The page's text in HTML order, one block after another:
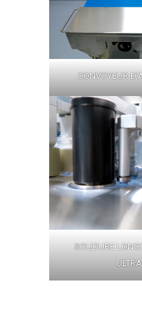
CONVOYEUR
SOUDURE